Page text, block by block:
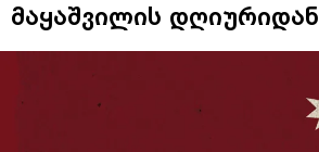
მაყაშვილის დღიურიდან